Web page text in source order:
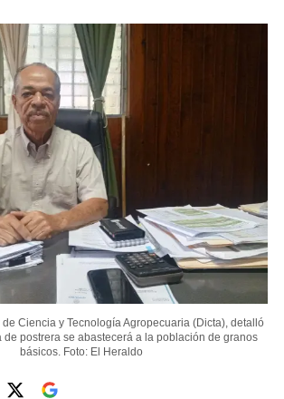
Ciencia y Tecnología Agropecuaria (Dicta), detalló
de postrera se abastecerá a la población de granos
básicos. Foto: El Heraldo